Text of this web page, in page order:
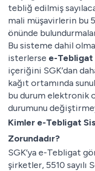
tebliğ edilmiş
mali müşavirlerin bu
önünde
Bu sisteme dahil
isterlerse e-Tebligat
içeriğini SGK’dan
kağıt ortamında
bu durum elektronik
durumunu
Kimler e-Tebligat
Zorundadır?
SGK’ya e-Tebligat
şirketler, 5510 sayılı